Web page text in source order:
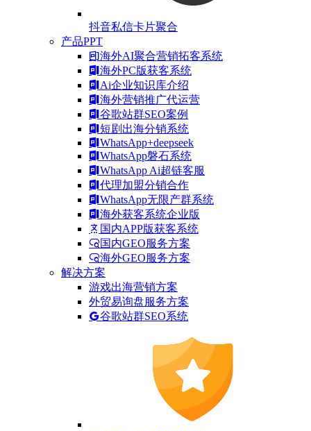
抖音私信卡片聚合
产品PPT
海外AI聚合营销拓客系统
海外PC版获客系统
Ai企业知识库介绍
海外营销推广代运营
谷歌站群SEO案例
短剧出海分销系统
WhatsApp+deepseek
WhatsApp磐石系统
WhatsApp Ai超链客服
代理加盟分销合作
WhatsApp无限产群系统
海外获客系统企业版
国内APP版获客系统
国内GEO服务方案
海外GEO服务方案
解决方案
游戏出海营销方案
外贸易询盘服务方案
谷歌站群SEO系统